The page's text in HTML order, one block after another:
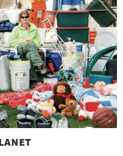
"